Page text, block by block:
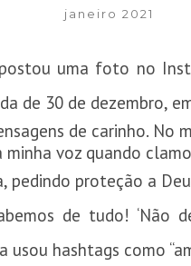
janeiro 2021
uma foto no
de 30 de dezembro,
de carinho. No
voz quando clamo
proteção a
de tudo! ‘Não
hashtags como